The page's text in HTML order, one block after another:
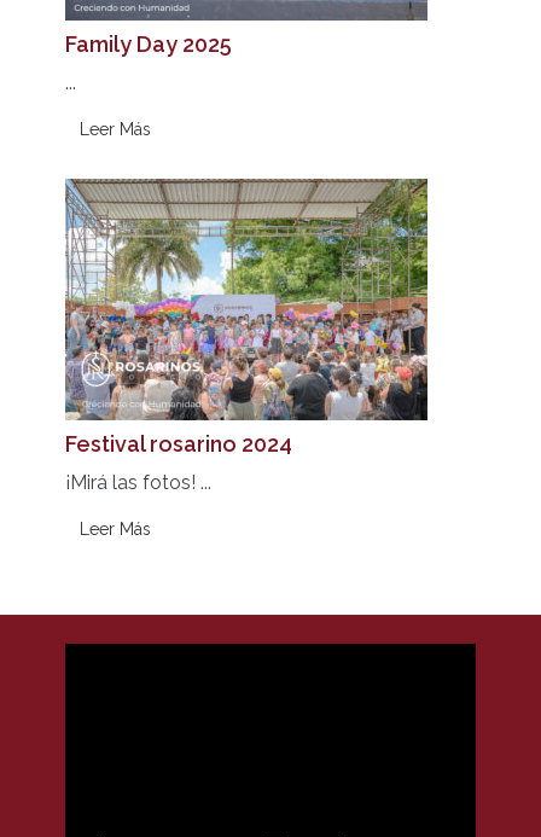
Family Day 2025
...
Leer Más
Festival rosarino 2024
¡Mirá las fotos! ...
Leer Más